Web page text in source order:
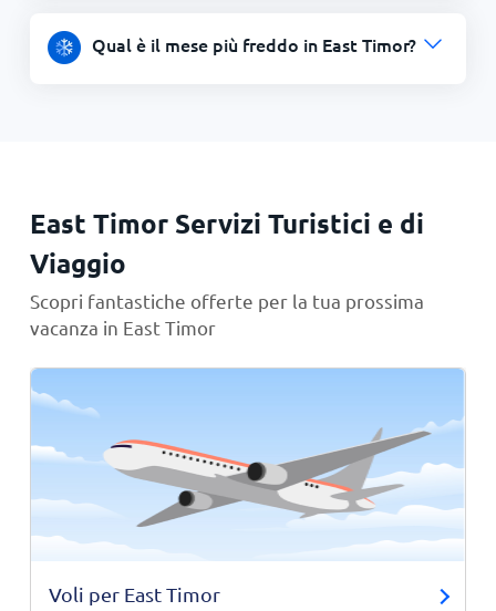
Qual è il mese più freddo in East Timor?
East Timor Servizi Turistici e di
Viaggio
Scopri fantastiche offerte per la tua prossima
vacanza in East Timor
Voli per East Timor